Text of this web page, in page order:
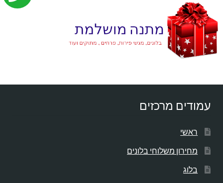
עמודים מרכזים
ראשי
מחירון משלוחי בלונים
בלוג